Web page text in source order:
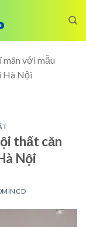
mãn với mẫu
Hà Nội
thất căn
Nội